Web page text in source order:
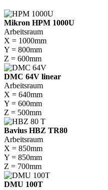
Mikron HPM 1000U
Arbeitsraum
X = 1000mm
Y = 800mm
Z = 600mm
DMC 64V linear
Arbeitsraum
X = 640mm
Y = 600mm
Z = 500mm
Bavius HBZ TR80
Arbeitsraum
X = 850mm
Y = 850mm
Z = 700mm
DMU 100T